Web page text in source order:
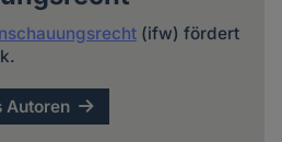
(ifw) fördert
Autoren